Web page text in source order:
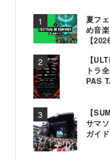
夏フ
め音
【
【
トラ
PAS
【
サマ
ガイ